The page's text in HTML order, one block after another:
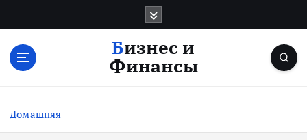
с
Бизнес и
Финансы
Домашняя